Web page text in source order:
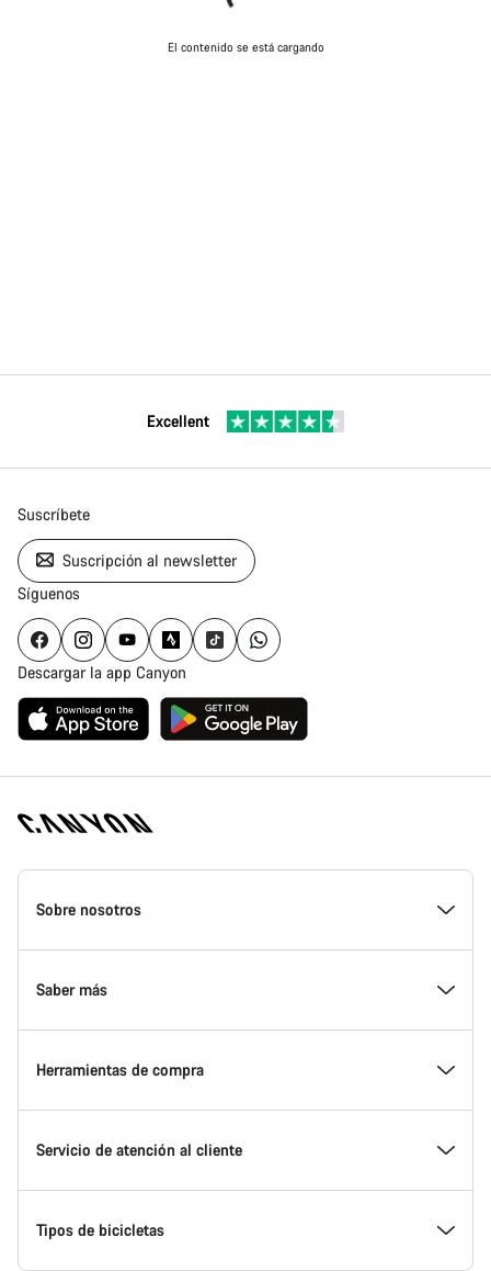
El contenido se está cargando
Excellent
Suscríbete
Suscripción al newsletter
Síguenos
Descargar la app Canyon
Canyon
Homepage
Sobre nosotros
Premios
Trabajar en Canyon
Sala de prensa Canyon
Términos y condiciones
Saber más
Noticias y artículos
Canyon Home Koblenz
Experience Partners
Herramientas de compra
Encuentra la Canyon de tus sueños
Bicicletas disponibles
Servicio de atención al cliente
Centro de ayuda
Tipos de bicicletas